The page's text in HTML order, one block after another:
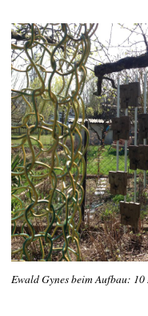
Ewald Gynes beim Aufbau: